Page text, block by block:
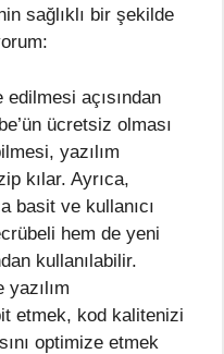
sağlıklı bir şekilde
açısından
ücretsiz olması
yazılım
kılar. Ayrıca,
basit ve kullanıcı
hem de yeni
kullanılabilir.
etmek, kod kalitenizi
optimize etmek